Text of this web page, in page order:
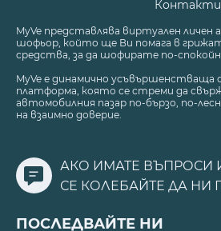
Контакти
MyVe представлява виртуален личен
шофьор, който ще Ви помага в
средства, за да шофирате по-
MyVe е динамично усъвършенстваща
платформа, която се стреми да
автомобилния пазар по-бързо, по-
на взаимно доверие.
АКО ИМАТЕ ВЪПРОСИ
СЕ КОЛЕБАЙТЕ ДА НИ
ПОСЛЕДВАЙТЕ НИ